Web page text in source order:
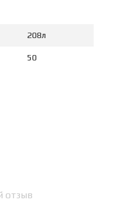
208л
50
отзыв